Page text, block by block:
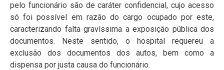
pelo funcionário são de caráter confidencial, cujo acesso
só foi possível em razão do cargo ocupado por este,
caracterizando falta gravíssima a exposição pública dos
documentos. Neste sentido, o hospital requereu a
exclusão dos documentos dos autos, bem como a
dispensa por justa causa do funcionário.